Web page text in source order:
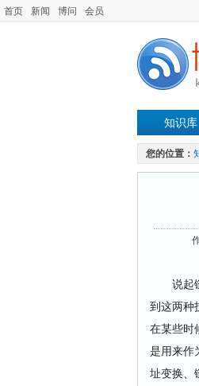
首页 新闻 博问 会员
知识库
您的位置：
说起链
到这两种
在某些时
是用来作
址变换、